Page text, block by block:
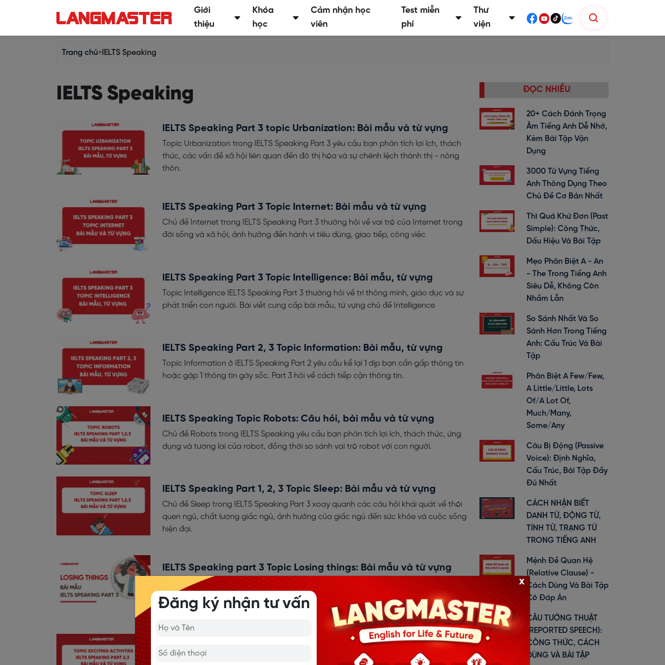
Giới
thiệu
Khóa
học
Cảm nhận học
viên
Test miễn
phí
Thư
viện
Trang chủ> IELTS Speaking
IELTS Speaking
IELTS Speaking Part 3 topic Urbanization: Bài mẫu và từ vựng
Topic Urbanization trong IELTS Speaking Part 3 yêu cầu bạn phân tích lợi ích, thách
thức, các vấn đề xã hội liên quan đến đô thị hóa và sự chênh lệch thành thị - nông
thôn.
IELTS Speaking Part 3 Topic Internet: Bài mẫu và từ vựng
Chủ đề Internet trong IELTS Speaking Part 3 thường hỏi về vai trò của Internet trong
đời sống và xã hội, ảnh hưởng đến hành vi tiêu dùng, giao tiếp, công việc
IELTS Speaking Part 3 Topic Intelligence: Bài mẫu, từ vựng
Topic Intelligence IELTS Speaking Part 3 thường hỏi về trí thông minh, giáo dục và sự
phát triển con người. Bài viết cung cấp bài mẫu, từ vựng chủ đề Intelligence
IELTS Speaking Part 2, 3 Topic Information: Bài mẫu, từ vựng
Topic Information ở IELTS Speaking Part 2 yêu cầu kể lại 1 dịp bạn cần gấp thông tin
hoặc gặp 1 thông tin gây sốc. Part 3 hỏi về cách tiếp cận thông tin.
IELTS Speaking Topic Robots: Câu hỏi, bài mẫu và từ vựng
Chủ đề Robots trong IELTS Speaking yêu cầu bạn phân tích lợi ích, thách thức, ứng
dụng và tương lai của robot, đồng thời so sánh vai trò robot với con người.
IELTS Speaking Part 1, 2, 3 Topic Sleep: Bài mẫu và từ vựng
Chủ đề Sleep trong IELTS Speaking Part 3 xoay quanh các câu hỏi khái quát về thói
quen ngủ, chất lượng giấc ngủ, ảnh hưởng của giấc ngủ đến sức khỏe và cuộc sống
hiện đại.
IELTS Speaking part 3 Topic Losing things: Bài mẫu và từ vựng
Khám phá bộ câu hỏi và bài mẫu hay nhất cho IELTS Speaking Part 3 Losing things.
Hướng dẫn cách trả lời, từ vựng chủ đề và gợi ý ý tưởng giúp bạn nâng band
Speaking hiệu quả.
Describe an exciting activity that you experienced with someone
else
ĐỌC NHIỀU
20+ Cách Đánh Trọng
Âm Tiếng Anh Dễ Nhớ,
Kèm Bài Tập Vận
Dụng
3000 Từ Vựng Tiếng
Anh Thông Dụng Theo
Chủ Đề Cơ Bản Nhất
Thì Quá Khứ Đơn (past
Simple): Công Thức,
Dấu Hiệu Và Bài Tập
Mẹo Phân Biệt A - An
- The Trong Tiếng Anh
Siêu Dễ, Không Còn
Nhầm Lẫn
So Sánh Nhất Và So
Sánh Hơn Trong Tiếng
Anh: Cấu Trúc Và Bài
Tập
Phân Biệt A Few/Few,
A Little/Little, Lots
Of/A Lot Of,
Much/Many,
Some/Any
Câu Bị Động (Passive
Voice): Định Nghĩa,
Cấu Trúc, Bài Tập Đầy
Đủ Nhất
CÁCH NHẬN BIẾT
DANH TỪ, ĐỘNG TỪ,
TÍNH TỪ, TRẠNG TỪ
TRONG TIẾNG ANH
Mệnh Đề Quan Hệ
(Relative Clause) -
Cách Dùng Và Bài Tập
Có Đáp Án
CÂU TƯỜNG THUẬT
(REPORTED SPEECH):
CÔNG THỨC, CÁCH
DÙNG VÀ BÀI TẬP
Đăng ký nhận tư vấn
x